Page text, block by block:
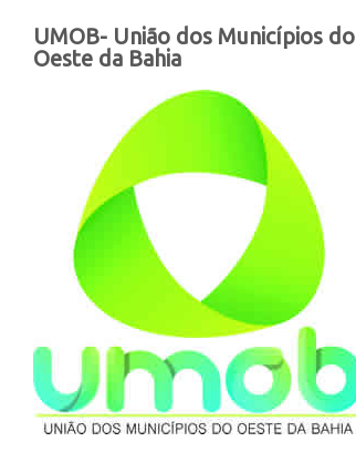
UMOB- União dos Municípios do
Oeste da Bahia